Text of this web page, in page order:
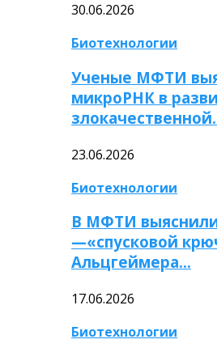
30.06.2026
Биотехнологии
Ученые МФТИ
микроРНК в
23.06.2026
Биотехнологии
В МФТИ
—«спусковой
Альцгеймера…
17.06.2026
Биотехнологии